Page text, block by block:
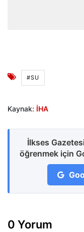
#SU
Kaynak: İHA
İlkses
öğrenmek için
0 Yorum